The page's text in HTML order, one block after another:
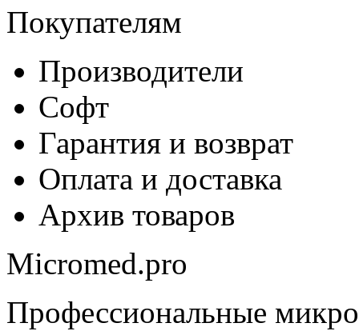
Покупателям
Производители
Софт
Гарантия и возврат
Оплата и доставка
Архив товаров
Micromed.pro
Профессиональные